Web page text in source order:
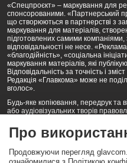
«Спецпроєкт» – маркування для
спонсорованими. «Партнерський
що створюються в партнерстві з
маркування для матеріалів,
підготовлених самими компаніями,
відповідальності не несе.
«благодійність», «соціальна
маркування матеріалів, які
Відповідальність за точність і
Редакція «Главкома» може не
вголос».
Будь-яке копіювання, передрук та
або аудіовізуальних творів
Політика конфіденційності
КОНТАКТИ НАША КОМАНДА
Про
Продовжуючи перегляд